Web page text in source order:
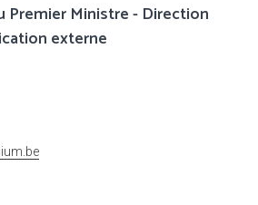
Premier Ministre - Direction
externe